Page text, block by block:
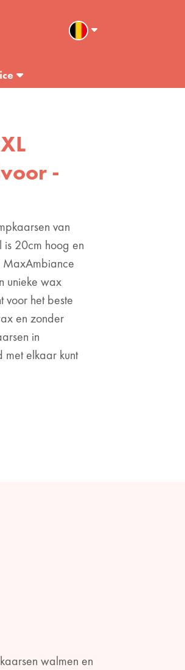
-
van
is 20cm hoog en
MaxAmbiance
unieke wax
voor het beste
en zonder
in
met elkaar kunt
walmen en